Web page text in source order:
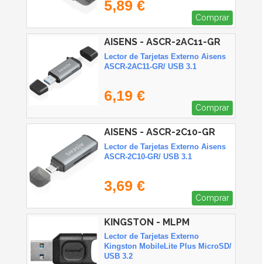
5,89 €
Comprar
AISENS - ASCR-2AC11-GR
Lector de Tarjetas Externo Aisens
ASCR-2AC11-GR/ USB 3.1
6,19 €
Comprar
AISENS - ASCR-2C10-GR
Lector de Tarjetas Externo Aisens
ASCR-2C10-GR/ USB 3.1
3,69 €
Comprar
KINGSTON - MLPM
Lector de Tarjetas Externo
Kingston MobileLite Plus MicroSD/
USB 3.2